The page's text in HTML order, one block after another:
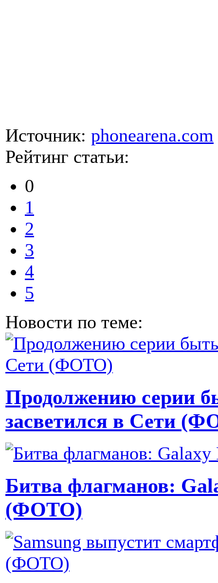
Источник: phonearena.com
Рейтинг статьи:
0
1
2
3
4
5
Новости по теме:
Продолжению серии
засветился в Сети
Битва флагманов:
(ФОТО)